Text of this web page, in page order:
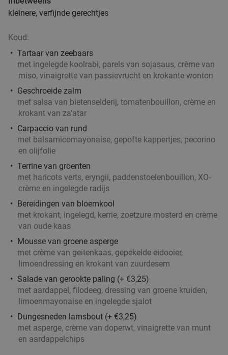
kleinere, verfijnde gerechtjes
Koud:
Tartaar van zeebaars
met ingelegde koolrabi, parels van sojasaus, crème van
miso, vinaigrette van passievrucht en krokante wonton
Geschroeide zalm
met salsa van bietenselderij, tomatenbouillon, crème en
krokant van za'atar
Carpaccio van rund
met balsamicomayonaise, gepofte kappertjes, pecorino
en olijfolie
Terrine van groenten
met haricots verts, eryngii, paddenstoelenbouillon, XO-
crème en ingelegde radijs
Bereidingen van bloemkool
met krokant, ingelegd, kerrie, zoetzure mosterd en crème
van oude kaas
Mousse van groene asperge
met crème van geitenkaas, gepekelde eidooier,
limoendressing en krokant van zuurdesem
Salade van gerookte paling (+ €3,25)
met aardappel, filodeeg, dressing van groene kruiden,
limoenmayonaise en ingelegde sjalot
Dungesneden lamsbout (+ €3,25)
met asperge, crème van doperwt, vinaigrette van munt
en aardappelchips